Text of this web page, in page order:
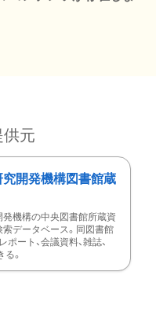
元
究開発機構図書館蔵
発機構の中央図書館所蔵資
データベース。同図書館
ポート、会議資料、雑誌、
。